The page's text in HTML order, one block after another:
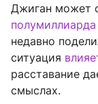
Джиган может
недавно
ситуация
расставание
смыслах.